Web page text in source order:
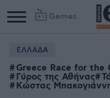
Games
ΕΛΛΑΔΑ
Greece Race for the
Γύρος της Αθήνας
Κώστας